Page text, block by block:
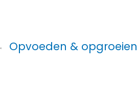
Opvoeden & opgroeien